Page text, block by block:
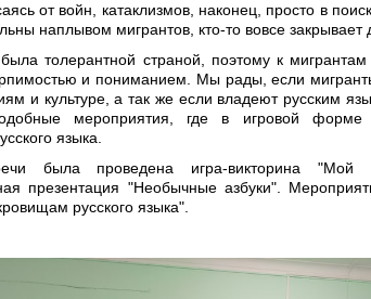
от войн, катаклизмов, наконец, просто в
наплывом мигрантов, кто-то вовсе закрывает
была толерантной страной, поэтому к
и пониманием. Мы рады, если
и культуре, а так же если владеют русским
мероприятия, где в игровой форме
языка.
была проведена игра-викторина "Мой
презентация "Необычные азбуки".
русского языка".